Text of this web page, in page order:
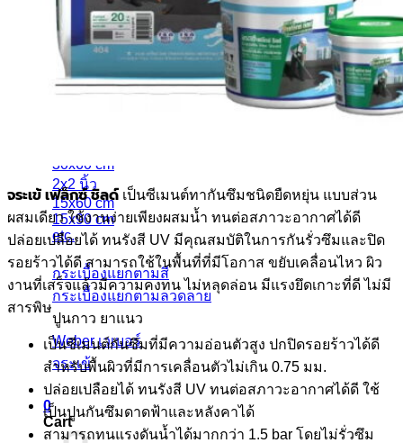
กระเบื้องโมเสค
etc.
กระเบื้องแยกตามขนาด
30x60 cm
2x2 นิ้ว
15x60 cm
15x90 cm
etc.
กระเบื้องแยกตามสี
กระเบื้องแยกตามลวดลาย
ปูนกาว ยาแนว
Weber เวเบอร์
จระเข้
0
Cart
จระเข้ เฟล็กซ์ ชิลด์ เป็นซีเมนต์ทากันซึมชนิดยืดหยุ่น แบบส่วน
ผสมเดียว ใช้งานง่ายเพียงผสมน้ำ ทนต่อสภาวะอากาศได้ดี
ปล่อยเปลือยได้ ทนรังสี UV มีคุณสมบัติในการกันรั่วซึมและปิด
รอยร้าวได้ดี สามารถใช้ในพื้นที่ที่มีโอกาส ขยับเคลื่อนไหว ผิว
งานที่เสร็จแล้วมีความคงทน ไม่หลุดล่อน มีแรงยึดเกาะที่ดี ไม่มี
สารพิษ
เป็นซีเมนต์กันซึมที่มีความอ่อนตัวสูง ปกปิดรอยร้าวได้ดี
สำหรับพื้นผิวที่มีการเคลื่อนตัวไม่เกิน 0.75 มม.
ปล่อยเปลือยได้ ทนรังสี UV ทนต่อสภาวะอากาศได้ดี ใช้
เป็นปูนกันซึมดาดฟ้าและหลังคาได้
สามารถทนแรงดันน้ำได้มากกว่า 1.5 bar โดยไม่รั่วซึม